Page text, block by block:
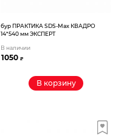
бур ПРАКТИКА SDS-Max КВАДРО
14*540 мм ЭКСПЕРТ
В наличии
1050₽
В корзину